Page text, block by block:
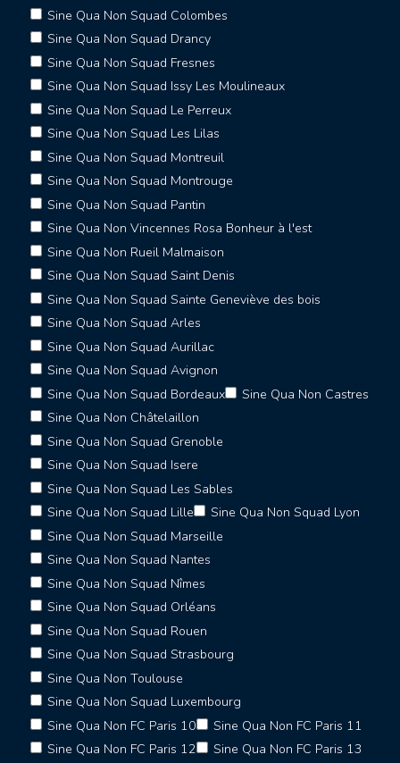
Sine Qua Non Squad Colombes
Sine Qua Non Squad Drancy
Sine Qua Non Squad Fresnes
Sine Qua Non Squad Issy Les Moulineaux
Sine Qua Non Squad Le Perreux
Sine Qua Non Squad Les Lilas
Sine Qua Non Squad Montreuil
Sine Qua Non Squad Montrouge
Sine Qua Non Squad Pantin
Sine Qua Non Vincennes Rosa Bonheur à l'est
Sine Qua Non Rueil Malmaison
Sine Qua Non Squad Saint Denis
Sine Qua Non Squad Sainte Geneviève des bois
Sine Qua Non Squad Arles
Sine Qua Non Squad Aurillac
Sine Qua Non Squad Avignon
Sine Qua Non Squad Bordeaux
Sine Qua Non Castres
Sine Qua Non Châtelaillon
Sine Qua Non Squad Grenoble
Sine Qua Non Squad Isere
Sine Qua Non Squad Les Sables
Sine Qua Non Squad Lille
Sine Qua Non Squad Lyon
Sine Qua Non Squad Marseille
Sine Qua Non Squad Nantes
Sine Qua Non Squad Nîmes
Sine Qua Non Squad Orléans
Sine Qua Non Squad Rouen
Sine Qua Non Squad Strasbourg
Sine Qua Non Toulouse
Sine Qua Non Squad Luxembourg
Sine Qua Non FC Paris 10
Sine Qua Non FC Paris 11
Sine Qua Non FC Paris 12
Sine Qua Non FC Paris 13